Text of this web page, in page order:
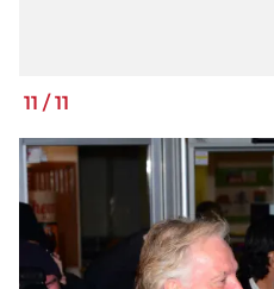
11 / 11